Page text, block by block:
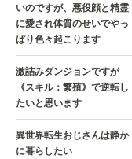
いのですが、悪役顔と精霊
に愛され体質のせいでやっ
ぱり色々起こります
激詰みダンジョンですが
《スキル：繁殖》で逆転し
たいと思います
異世界転生おじさんは静か
に暮らしたい